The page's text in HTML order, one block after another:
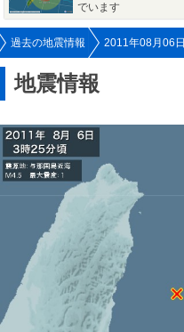
でいます
過去の地震情報 2011年08月06日
地震情報